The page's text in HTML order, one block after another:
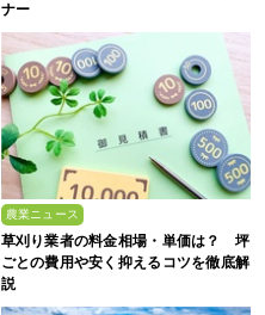
ナー
農業ニュース
草刈り業者の料金相場・単価は？ 坪
ごとの費用や安く抑えるコツを徹底解
説